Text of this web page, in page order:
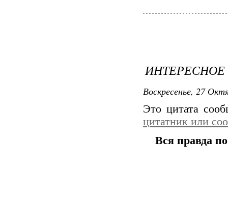
ИНТЕРЕСНОЕ
Воскресенье, 27
Это цитата
цитатник или
Вся правда